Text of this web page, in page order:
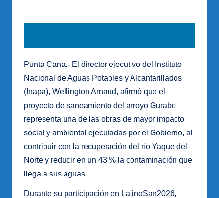
Punta Cana.- El director ejecutivo del Instituto
Nacional de Aguas Potables y Alcantarillados
(Inapa), Wellington Arnaud, afirmó que el
proyecto de saneamiento del arroyo Gurabo
representa una de las obras de mayor impacto
social y ambiental ejecutadas por el Gobierno, al
contribuir con la recuperación del río Yaque del
Norte y reducir en un 43 % la contaminación que
llega a sus aguas.
Durante su participación en LatinoSan2026,